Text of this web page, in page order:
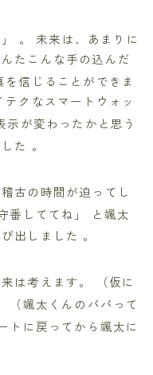
。 未来は、あまりに
たこんな手の込んだ
を信じることができま
クなスマートウォッ
示が変わったかと思う
た 。
古の時間が迫ってし
番しててね」
と颯太
出しました 。
は考えます。 （仮に
（颯太くんのパパって
トに戻ってから颯太に